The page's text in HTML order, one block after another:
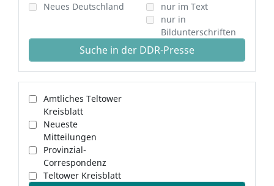
Neues Deutschland
nur im Text
nur in
Bildunterschriften
Suche in der DDR-Presse
Amtliches Teltower
Kreisblatt
Neueste
Mitteilungen
Provinzial-
Correspondenz
Teltower Kreisblatt